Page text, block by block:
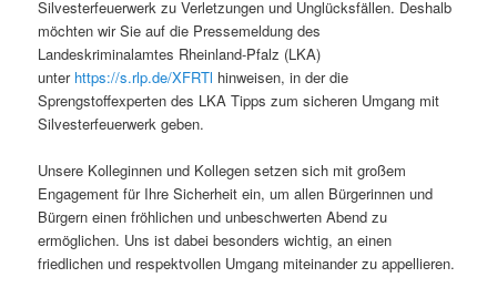
Silvesterfeuerwerk zu Verletzungen und Unglücksfällen. Deshalb
möchten wir Sie auf die Pressemeldung des
Landeskriminalamtes Rheinland-Pfalz (LKA)
unter https://s.rlp.de/XFRTl hinweisen, in der die
Sprengstoffexperten des LKA Tipps zum sicheren Umgang mit
Silvesterfeuerwerk geben.
Unsere Kolleginnen und Kollegen setzen sich mit großem
Engagement für Ihre Sicherheit ein, um allen Bürgerinnen und
Bürgern einen fröhlichen und unbeschwerten Abend zu
ermöglichen. Uns ist dabei besonders wichtig, an einen
friedlichen und respektvollen Umgang miteinander zu appellieren.